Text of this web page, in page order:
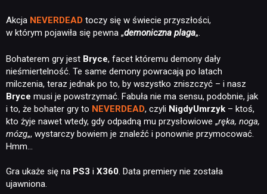
Akcja NEVERDEAD toczy się w świecie przyszłości,
w którym pojawiła się pewna „demoniczna plaga„.
Bohaterem gry jest Bryce, facet któremu demony dały
nieśmiertelność. Te same demony powracają po latach
milczenia, teraz jednak po to, by wszystko zniszczyć – i nasz
Bryce musi je powstrzymać. Fabuła nie ma sensu, podobnie, jak
i to, że bohater gry to NEVERDEAD, czyli NigdyUmrzyk – ktoś,
kto żyje nawet wtedy, gdy odpadną mu przysłowiowe „ręka, noga,
mózg„, wystarczy bowiem je znaleźć i ponownie przymocować.
Hmm…
Gra ukaże się na PS3 i X360. Data premiery nie została
ujawniona.